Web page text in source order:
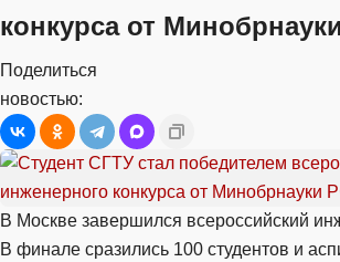
конкурса от
Поделиться
новостью:
В Москве завершился всероссийский
В финале сразились 100 студентов и